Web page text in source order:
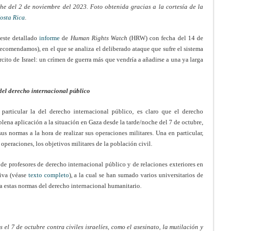
del 2 de noviembre del 2023. Foto obtenida gracias a la cortesía de la
Rica
detalladoinforme de Human Rights Watch (HRW) con fecha del 14 de
en el que se analiza el deliberado ataque que sufre el sistema
de Israel: un crímen de guerra más que vendría a añadirse a una ya larga
derecho internacional público
la del derecho internacional público, es claro que el derecho
aplicación a la situación en Gaza desde la tarde/noche del 7 de octubre,
normas a la hora de realizar sus operaciones militares. Una en particular,
los objetivos militares de la población civil.
profesores de derecho internacional público y de relaciones exteriores en
(véasetexto completo), a la cual se han sumado varios universitarios de
normas del derecho internacional humanitario.
el 7 de octubre contra civiles israelíes, como el asesinato, la mutilación y